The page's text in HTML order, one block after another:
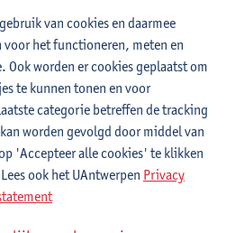
Alex Haider
for English Language
van cookies en daarmee
het functioneren, meten en
Ook worden er cookies geplaatst om
te kunnen tonen en voor
categorie betreffen de tracking
worden gevolgd door middel van
'Accepteer alle cookies' te klikken
ook het UAntwerpen Privacy